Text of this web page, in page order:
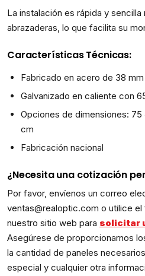
La instalación es rápida y
abrazaderas, lo que facilita su
Características Técnicas:
Fabricado en acero de 38
Galvanizado en caliente con
Opciones de dimensiones:
cm
Fabricación nacional
¿Necesita una cotización
Por favor, envíenos un correo
ventas@realoptic.com o utilice
nuestro sitio web para solicitar
Asegúrese de proporcionarnos
la cantidad de paneles
especial y cualquier otra